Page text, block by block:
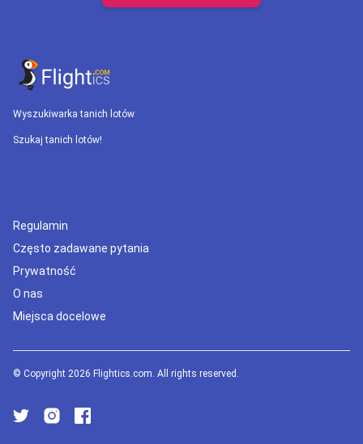
Wyszukiwarka tanich lotów
Szukaj tanich lotów!
Regulamin
Często zadawane pytania
Prywatność
O nas
Miejsca docelowe
© Copyright 2026 Flightics.com. All rights reserved.